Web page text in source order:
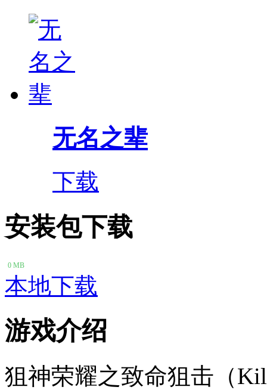
无名之辈
下载
安装包下载
0 MB
本地下载
游戏介绍
狙神荣耀之致命狙击（